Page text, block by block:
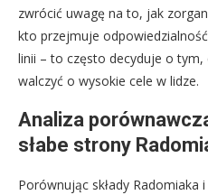
zwrócić uwagę na to, jak
kto przejmuje
linii – to często decyduje o tym,
walczyć o wysokie cele w lidze.
Analiza
słabe strony
Porównując składy Radomiaka